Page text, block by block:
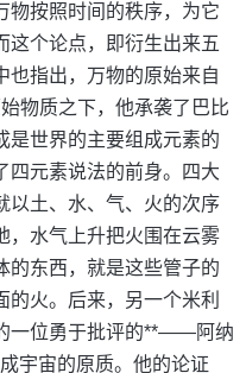
物按照时间的秩序，为它
这个论点，即衍生出来五
也指出，万物的原始来自
物质之下，他承袭了巴比
是世界的主要组成元素的
四元素说法的前身。四大
以土、水、气、火的次序
，水气上升把火围在云雾
的东西，就是这些管子的
火。后来，另一个米利
一位勇于批评的**——阿纳
宇宙的原质。他的论证